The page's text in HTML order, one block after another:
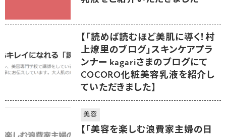
【「読めば読むほど美肌に導く！村
上燎里のブログ」スキンケアプラ
ンナー kagariさまのブログにて
COCORO化粧美容乳液を紹介し
ていただきました】
美容
【「美容を楽しむ浪費家主婦の日